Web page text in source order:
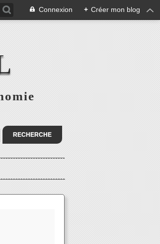
Connexion + Créer mon blog